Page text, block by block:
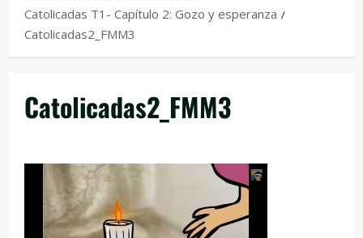
Catolicadas T1- Capítulo 2: Gozo y esperanza
Catolicadas2_FMM3
Catolicadas2_FMM3